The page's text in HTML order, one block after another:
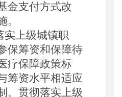
金支付方式改
。
实上级城镇职
保筹资和保障待
疗保障政策标
筹资水平相适应
。贯彻落实上级